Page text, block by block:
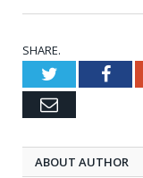
SHARE.
Twitter
Email
ABOUT AUTHOR